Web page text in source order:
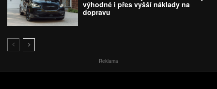
výhodné i přes vyšší náklady na
dopravu
Reklama